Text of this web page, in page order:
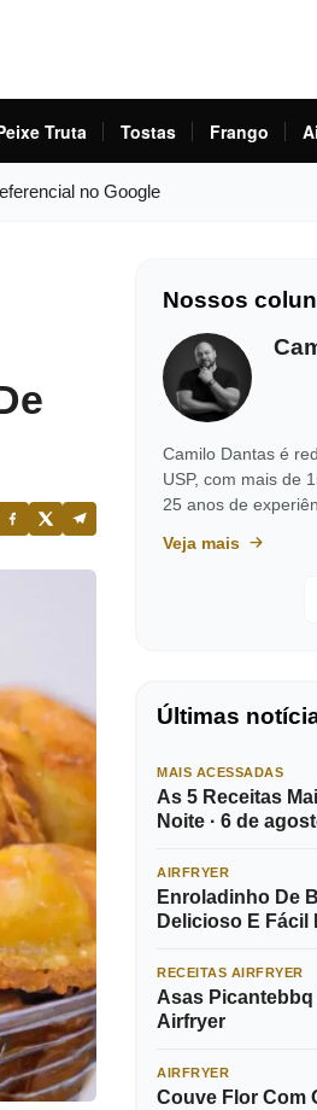
Truta Tostas Frango
no Google
Nossos
Camilo Dantas é
USP, com mais de
25 anos de
Veja mais
Últimas
MAIS ACESSADAS
As 5 Receitas
Noite · 6 de
AIRFRYER
Enroladinho De
Delicioso E Fácil
RECEITAS AIRFRYER
Asas
Airfryer
AIRFRYER
Couve Flor Com